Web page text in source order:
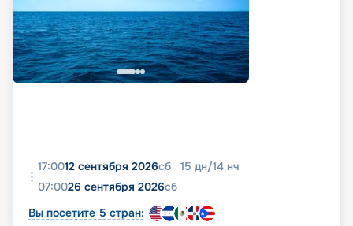
17:0012 сентября 2026сб 15 дн/14 нч
07:0026 сентября 2026сб
Вы посетите 5 стран: